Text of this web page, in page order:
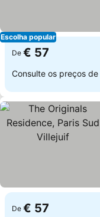
Escolha popular
De € 57
Consulte os preços de
De € 57